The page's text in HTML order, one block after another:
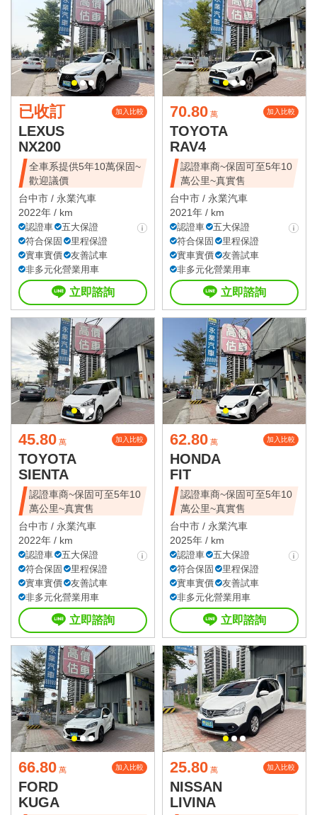
已收訂 加入比較
LEXUS
NX200
全車系提供5年10萬保固~
歡迎議價
台中市 / 永業汽車
2022年 / km
認證車
五大保證
符合保固
里程保證
實車實價
友善試車
非多元化營業用車
立即諮詢
70.80 萬 加入比較
TOYOTA
RAV4
認證車商~保固可至5年10
萬公里~真實售
台中市 / 永業汽車
2021年 / km
認證車
五大保證
符合保固
里程保證
實車實價
友善試車
非多元化營業用車
立即諮詢
45.80 萬 加入比較
TOYOTA
SIENTA
認證車商~保固可至5年10
萬公里~真實售
台中市 / 永業汽車
2022年 / km
認證車
五大保證
符合保固
里程保證
實車實價
友善試車
非多元化營業用車
立即諮詢
62.80 萬 加入比較
HONDA
FIT
認證車商~保固可至5年10
萬公里~真實售
台中市 / 永業汽車
2025年 / km
認證車
五大保證
符合保固
里程保證
實車實價
友善試車
非多元化營業用車
立即諮詢
66.80 萬 加入比較
FORD
KUGA
25.80 萬 加入比較
NISSAN
LIVINA